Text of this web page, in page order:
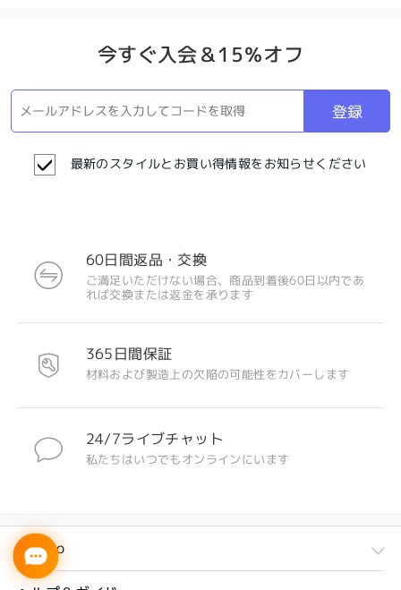
今すぐ入会＆15％オフ
登録
最新のスタイルとお買い得情報をお知らせください
60日間返品・交換
ご満足いただけない場合、商品到着後60日以内であ
れば交換または返金を承ります
365日間保証
材料および製造上の欠陥の可能性をカバーします
24/7ライブチャット
私たちはいつでもオンラインにいます
Firmoo